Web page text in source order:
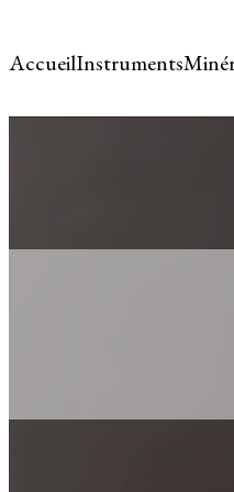
AccueilInstruments